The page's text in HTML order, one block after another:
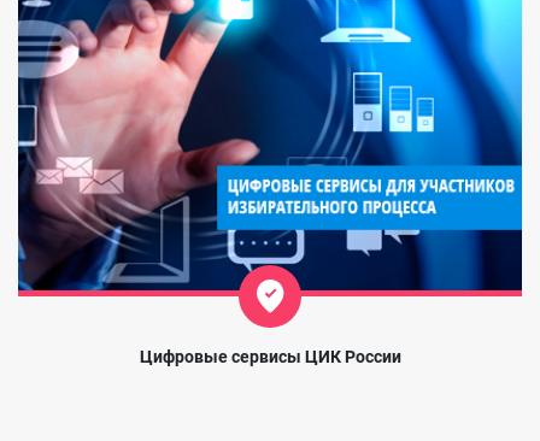
Цифровые сервисы ЦИК России